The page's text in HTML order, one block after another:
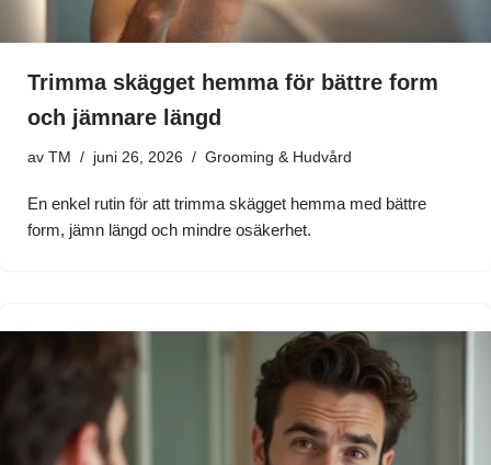
Trimma skägget hemma för bättre form
och jämnare längd
av TM juni 26, 2026 Grooming & Hudvård
En enkel rutin för att trimma skägget hemma med bättre
form, jämn längd och mindre osäkerhet.